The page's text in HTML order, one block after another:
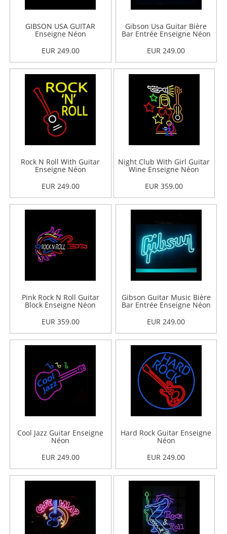
GIBSON USA GUITAR
Enseigne Néon
EUR 249.00
Gibson Usa Guitar Bière
Bar Entrée Enseigne Néon
EUR 249.00
Rock N Roll With Guitar
Enseigne Néon
EUR 249.00
Night Club With Girl Guitar
Wine Enseigne Néon
EUR 359.00
Pink Rock N Roll Guitar
Block Enseigne Néon
EUR 359.00
Gibson Guitar Music Bière
Bar Entrée Enseigne Néon
EUR 249.00
Cool Jazz Guitar Enseigne
Néon
EUR 249.00
Hard Rock Guitar Enseigne
Néon
EUR 249.00